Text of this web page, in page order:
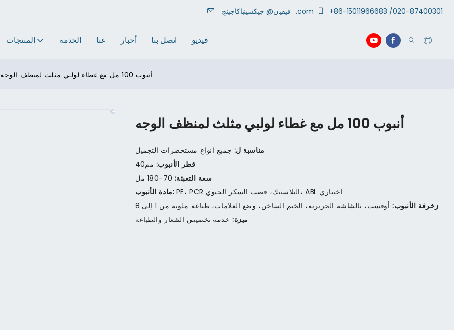
فيفيان@ .com +86-15011966688 /020-87400301
المنتجات الخدمة عنا أخبار اتصل بنا فيديو
أنبوب 100 مل مع غطاء لولبي مثلث لمنظف الوجه
أنبوب 100 مل مع غطاء لولبي مثلث لمنظف الوجه
مناسبة ل: جميع انواع مستحضرات التجميل
قطر الأنبوب: مم40
سعة التعبئة: 70-180 مل
مادة الأنبوب:
PE، PCR البلاستيك، قصب السكر الحيوي، ABL اختياري
زخرفة الأنبوب: أوفست، بالشاشة الحريرية، الختم الساخن، وضع العلامات، طباعة ملونة من 1 إلى 8
ميزة: خدمة تخصيص الشعار والطباعة